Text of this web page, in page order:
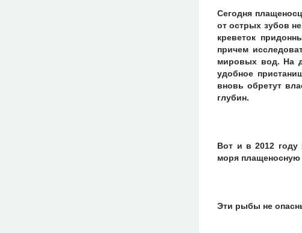
Сегодня
от острых зубов
креветок
причем
мировых вод. На
удобное
вновь обретут
глубин.
Вот и в 2012
моря плащеносную
Эти рыбы не